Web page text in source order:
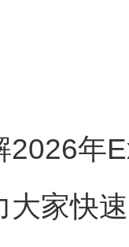
2026年
大家快